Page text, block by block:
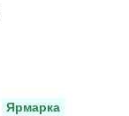
Ярмарка